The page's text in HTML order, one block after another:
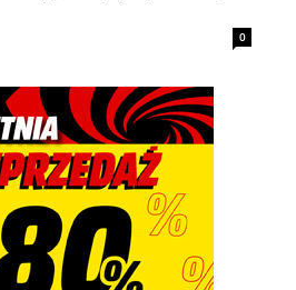
0